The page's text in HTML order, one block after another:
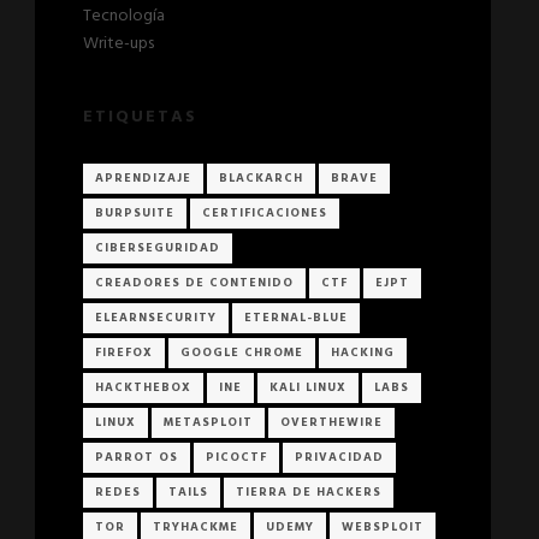
Tecnología
Write-ups
ETIQUETAS
APRENDIZAJE BLACKARCH
BRAVE
BURPSUITE
CERTIFICACIONES
CIBERSEGURIDAD
CREADORES DE CONTENIDO
CTF
EJPT
ELEARNSECURITY
ETERNAL-BLUE
FIREFOX
GOOGLE CHROME
HACKING
HACKTHEBOX
INE KALI LINUX
LABS
LINUX
METASPLOIT
OVERTHEWIRE
PARROT OS
PICOCTF
PRIVACIDAD
REDES
TAILS
TIERRA DE HACKERS
TOR
TRYHACKME UDEMY
WEBSPLOIT